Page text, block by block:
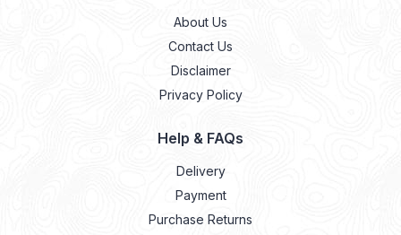
About Us
Contact Us
Disclaimer
Privacy Policy
Help & FAQs
Delivery
Payment
Purchase Returns